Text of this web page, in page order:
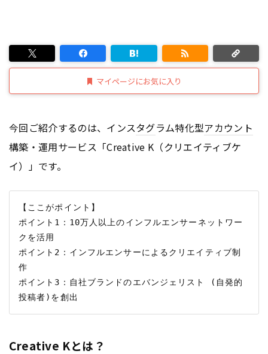
マイページにお気に入り
今回ご紹介するのは、インスタグラム特化型アカウント
構築・運用サービス「Creative K（クリエイティブケ
イ）」です。
【ここがポイント】
ポイント1：10万人以上のインフルエンサーネットワー
クを活用
ポイント2：インフルエンサーによるクリエイティブ制
作
ポイント3：自社ブランドのエバンジェリスト (自発的
Creative Kとは？